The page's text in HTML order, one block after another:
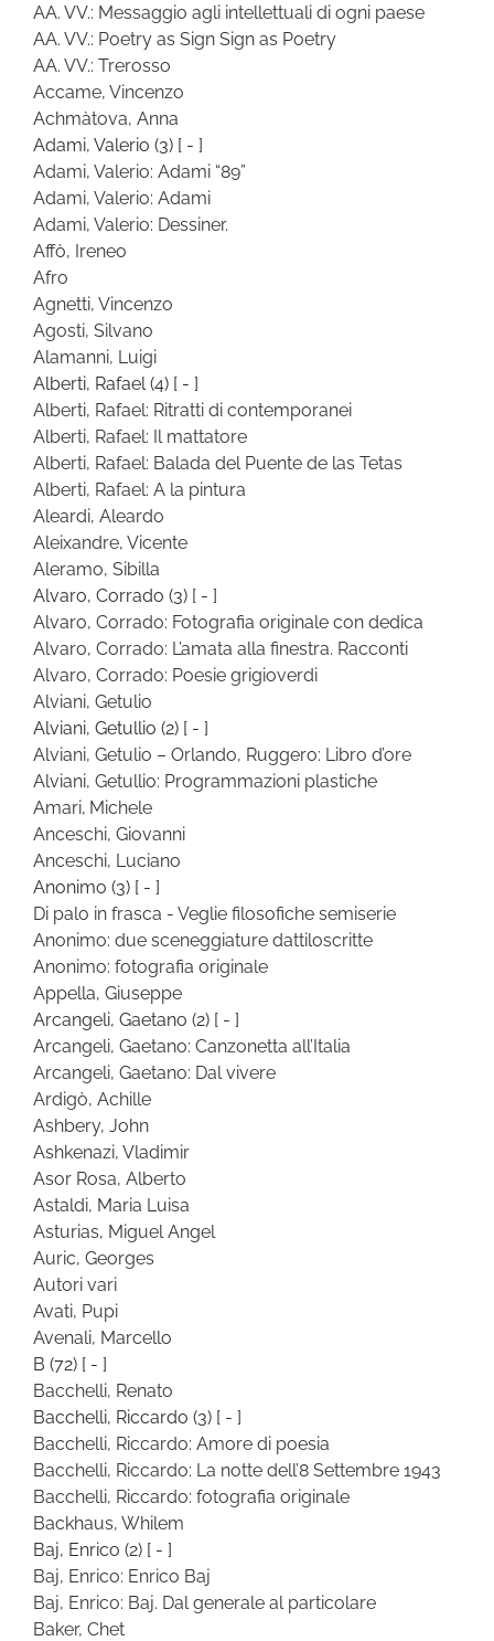
AA. VV.: Messaggio agli intellettuali di ogni paese
AA. VV.: Poetry as Sign Sign as Poetry
AA. VV.: Trerosso
Accame, Vincenzo
Achmàtova, Anna
Adami, Valerio (3) [ - ]
Adami, Valerio: Adami “89”
Adami, Valerio: Adami
Adami, Valerio: Dessiner.
Affò, Ireneo
Afro
Agnetti, Vincenzo
Agosti, Silvano
Alamanni, Luigi
Alberti, Rafael(4) [ - ]
Alberti, Rafael: Ritratti di contemporanei
Alberti, Rafael: Il mattatore
Alberti, Rafael: Balada del Puente de las Tetas
Alberti, Rafael: A la pintura
Aleardi, Aleardo
Aleixandre, Vicente
Aleramo, Sibilla
Alvaro, Corrado (3) [ - ]
Alvaro, Corrado: Fotografia originale con dedica
Alvaro, Corrado: L’amata alla finestra. Racconti
Alvaro, Corrado: Poesie grigioverdi
Alviani, Getulio
Alviani, Getullio (2) [ - ]
Alviani, Getulio – Orlando, Ruggero: Libro d’ore
Alviani, Getullio: Programmazioni plastiche
Amari, Michele
Anceschi, Giovanni
Anceschi, Luciano
Anonimo (3) [ - ]
Di palo in frasca - Veglie filosofiche semiserie
Anonimo: due sceneggiature dattiloscritte
Anonimo: fotografia originale
Appella, Giuseppe
Arcangeli, Gaetano (2) [ - ]
Arcangeli, Gaetano: Canzonetta all’Italia
Arcangeli, Gaetano: Dal vivere
Ardigò, Achille
Ashbery, John
Ashkenazi, Vladimir
Asor Rosa, Alberto
Astaldi, Maria Luisa
Asturias, Miguel Angel
Auric, Georges
Autori vari
Avati, Pupi
Avenali, Marcello
B (72) [ - ]
Bacchelli, Renato
Bacchelli, Riccardo (3) [ - ]
Bacchelli, Riccardo: Amore di poesia
Bacchelli, Riccardo: La notte dell’8 Settembre 1943
Bacchelli, Riccardo: fotografia originale
Backhaus, Whilem
Baj, Enrico (2) [ - ]
Baj, Enrico: Enrico Baj
Baj, Enrico: Baj. Dal generale al particolare
Baker, Chet